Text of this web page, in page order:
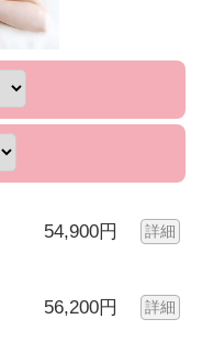
54,900円 詳細
56,200円 詳細